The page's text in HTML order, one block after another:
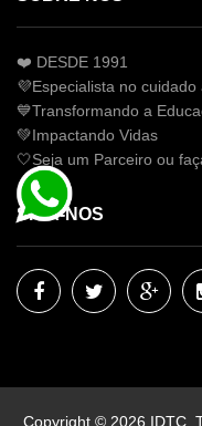
❤️ DESDE 1991
💜Especialista no cuidado
💙Transformando a
💚Impactando Vidas
🤍Seja um Parceiro ou
SIGA-NOS
Copyright © 2026 IDTC.